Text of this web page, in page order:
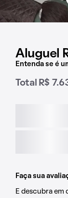
Aluguel
Entenda se é
Total R$
Faça sua
E descubra